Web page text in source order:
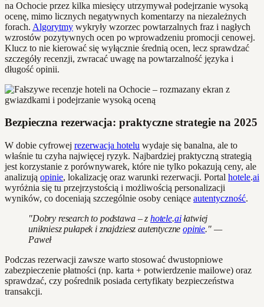
na Ochocie przez kilka miesięcy utrzymywał podejrzanie wysoką
ocenę, mimo licznych negatywnych komentarzy na niezależnych
forach. Algorytmy wykryły wzorzec powtarzalnych fraz i nagłych
wzrostów pozytywnych ocen po wprowadzeniu promocji cenowej.
Klucz to nie kierować się wyłącznie średnią ocen, lecz sprawdzać
szczegóły recenzji, zwracać uwagę na powtarzalność języka i
długość opinii.
Bezpieczna rezerwacja: praktyczne strategie na 2025
W dobie cyfrowej rezerwacja hotelu wydaje się banalna, ale to
właśnie tu czyha najwięcej ryzyk. Najbardziej praktyczną strategią
jest korzystanie z porównywarek, które nie tylko pokazują ceny, ale
analizują opinie, lokalizację oraz warunki rezerwacji. Portal hotele.ai
wyróżnia się tu przejrzystością i możliwością personalizacji
wyników, co doceniają szczególnie osoby ceniące autentyczność.
"Dobry research to podstawa – z hotele.aiłatwiej
unikniesz pułapek i znajdziesz autentyczneopinie." —
Paweł
Podczas rezerwacji zawsze warto stosować dwustopniowe
zabezpieczenie płatności (np. karta + potwierdzenie mailowe) oraz
sprawdzać, czy pośrednik posiada certyfikaty bezpieczeństwa
transakcji.